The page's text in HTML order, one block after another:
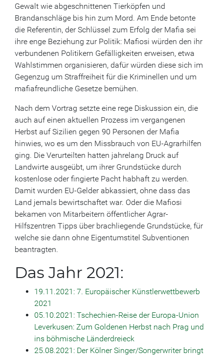
Gewalt wie abgeschnittenen Tierköpfen und
Brandanschläge bis hin zum Mord. Am Ende betonte
die Referentin, der Schlüssel zum Erfolg der Mafia sei
ihre enge Beziehung zur Politik: Mafiosi würden den ihr
verbundenen Politikern Gefälligkeiten erweisen, etwa
Wahlstimmen organisieren, dafür würden diese sich im
Gegenzug um Straffreiheit für die Kriminellen und um
mafiafreundliche Gesetze bemühen.
Nach dem Vortrag setzte eine rege Diskussion ein, die
auch auf einen aktuellen Prozess im vergangenen
Herbst auf Sizilien gegen 90 Personen der Mafia
hinwies, wo es um den Missbrauch von EU-Agrarhilfen
ging. Die Verurteilten hatten jahrelang Druck auf
Landwirte ausgeübt, um ihrer Grundstücke durch
kostenlose oder fingierte Pacht habhaft zu werden.
Damit wurden EU-Gelder abkassiert, ohne dass das
Land jemals bewirtschaftet war. Oder die Mafiosi
bekamen von Mitarbeitern öffentlicher Agrar-
Hilfszentren Tipps über brachliegende Grundstücke, für
welche sie dann ohne Eigentumstitel Subventionen
beantragten.
Das Jahr 2021:
19.11.2021: 7. Europäischer Künstlerwettbewerb
2021
05.10.2021: Tschechien-Reise der Europa-Union
Leverkusen: Zum Goldenen Herbst nach Prag und
ins böhmische Länderdreieck
25.08.2021: Der Kölner Singer/Songerwriter bringt